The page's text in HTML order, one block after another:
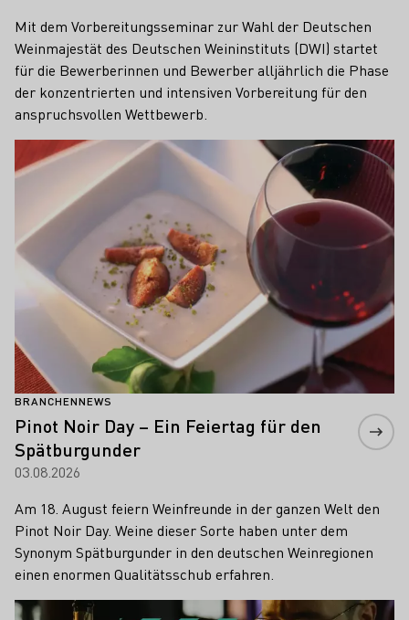
Mit dem Vorbereitungsseminar zur Wahl der Deutschen
Weinmajestät des Deutschen Weininstituts (DWI) startet
für die Bewerberinnen und Bewerber alljährlich die Phase
der konzentrierten und intensiven Vorbereitung für den
anspruchsvollen Wettbewerb.
BRANCHENNEWS
Pinot Noir Day – Ein Feiertag für den
Spätburgunder
03.08.2026
Am 18. August feiern Weinfreunde in der ganzen Welt den
Pinot Noir Day. Weine dieser Sorte haben unter dem
Synonym Spätburgunder in den deutschen Weinregionen
einen enormen Qualitätsschub erfahren.
Mehr erfahren
Mehr erfahren